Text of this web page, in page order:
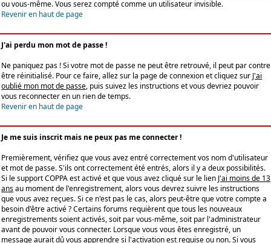
ou vous-même. Vous serez compté comme un utilisateur invisible.
Revenir en haut de page
J'ai perdu mon mot de passe !
Ne paniquez pas ! Si votre mot de passe ne peut être retrouvé, il peut par contre
être réinitialisé. Pour ce faire, allez sur la page de connexion et cliquez sur J'ai
oublié mon mot de passe, puis suivez les instructions et vous devriez pouvoir
vous reconnecter en un rien de temps.
Revenir en haut de page
Je me suis inscrit mais ne peux pas me connecter !
Premièrement, vérifiez que vous avez entré correctement vos nom d'utilisateur
et mot de passe. S'ils ont correctement été entrés, alors il y a deux possibilités.
Si le support COPPA est activé et que vous avez cliqué sur le lien J'ai moins de 13
ansau moment de l'enregistrement, alors vous devrez suivre les instructions
que vous avez reçues. Si ce n'est pas le cas, alors peut-être que votre compte a
besoin d'être activé ? Certains forums requièrent que tous les nouveaux
enregistrements soient activés, soit par vous-même, soit par l'administrateur
avant de pouvoir vous connecter. Lorsque vous vous êtes enregistré, un
message aurait dû vous apprendre si l'activation est requise ou non. Si vous